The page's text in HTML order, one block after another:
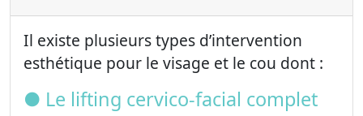
Il existe plusieurs types d’intervention
esthétique pour le visage et le cou dont :
● Le lifting cervico-facial complet